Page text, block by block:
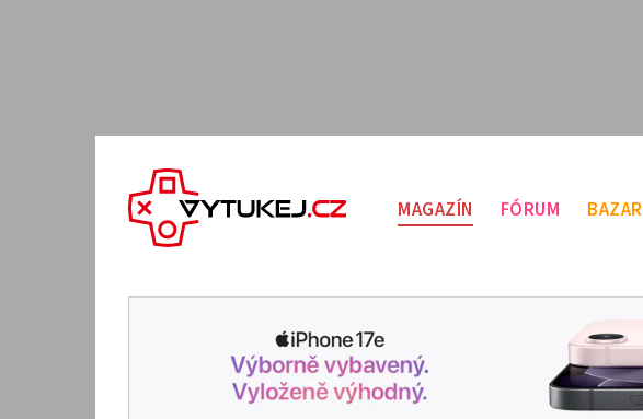
MAGAZÍN FÓRUM BAZAR